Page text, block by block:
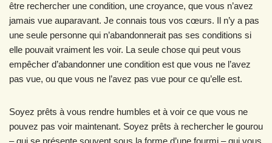
être rechercher une condition, une croyance, que vous n’avez
jamais vue auparavant. Je connais tous vos cœurs. Il n’y a pas
une seule personne qui n’abandonnerait pas ses conditions si
elle pouvait vraiment les voir. La seule chose qui peut vous
empêcher d’abandonner une condition est que vous ne l’avez
pas vue, ou que vous ne l’avez pas vue pour ce qu’elle est.
Soyez prêts à vous rendre humbles et à voir ce que vous ne
pouvez pas voir maintenant. Soyez prêts à rechercher le gourou
– qui se présente souvent sous la forme d’une fourmi – qui vous